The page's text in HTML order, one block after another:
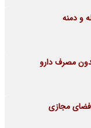
و دمنه
مصرف دارو
فضای مجازی